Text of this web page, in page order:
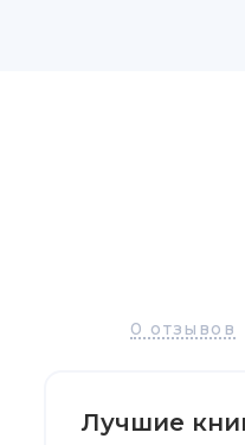
0 отзывов
Лучшие